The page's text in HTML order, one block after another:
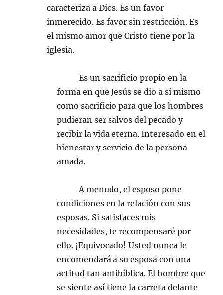
caracteriza a Dios. Es un favor
inmerecido. Es favor sin restricción. Es
el mismo amor que Cristo tiene por la
iglesia.
Es un sacrificio propio en la
forma en que Jesús se dio a sí mismo
como sacrificio para que los hombres
pudieran ser salvos del pecado y
recibir la vida eterna. Interesado en el
bienestar y servicio de la persona
amada.
A menudo, el esposo pone
condiciones en la relación con sus
esposas. Si satisfaces mis
necesidades, te recompensaré por
ello. ¡Equivocado! Usted nunca le
encomendará a su esposa con una
actitud tan antibíblica. El hombre que
se siente así tiene la carreta delante